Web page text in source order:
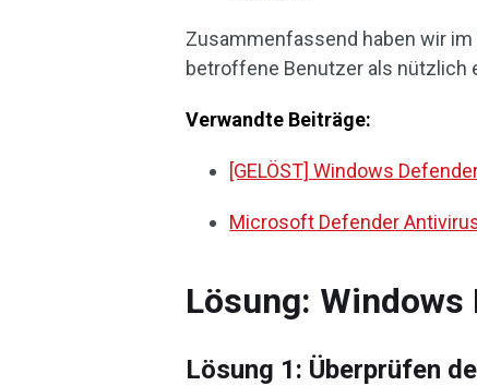
Zusammenfassend haben wir
betroffene Benutzer als nützlich
Verwandte Beiträge:
[GELÖST] Windows
Microsoft Defender
Lösung: Windows
Lösung 1: Überprüfen